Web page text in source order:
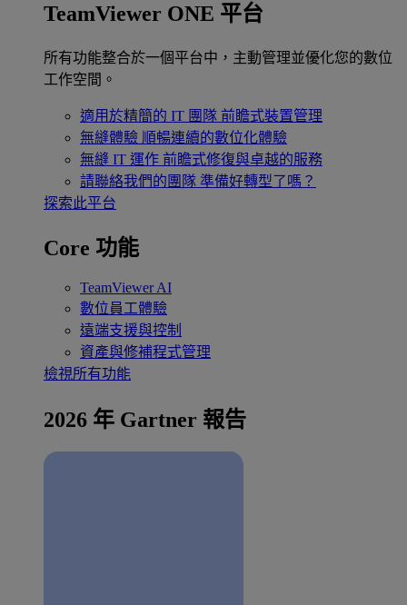
TeamViewer ONE 平台
所有功能整合於一個平台中，主動管理並優化您的數位
工作空間。
適用於精簡的 IT 團隊 前瞻式裝置管理
無縫體驗 順暢連續的數位化體驗
無縫 IT 運作 前瞻式修復與卓越的服務
請聯絡我們的團隊 準備好轉型了嗎？
探索此平台
Core 功能
TeamViewer AI
數位員工體驗
遠端支援與控制
資產與修補程式管理
檢視所有功能
2026 年 Gartner 報告